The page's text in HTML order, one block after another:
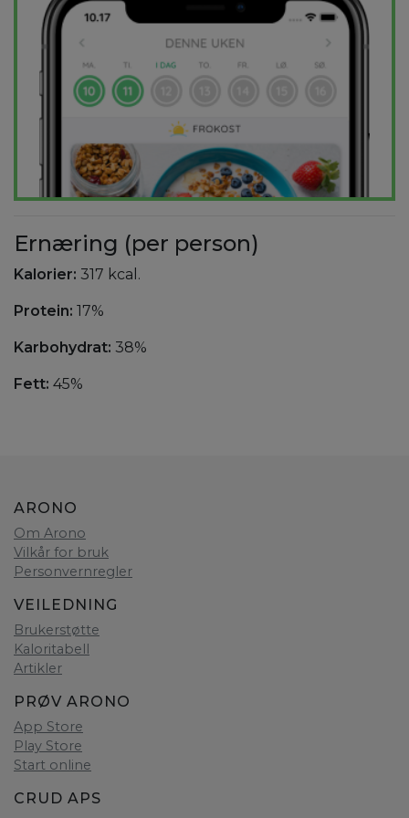
Ernæring (per person)
Kalorier: 317 kcal.
Protein: 17%
Karbohydrat: 38%
Fett: 45%
ARONO
Om Arono
Vilkår for bruk
Personvernregler
VEILEDNING
Brukerstøtte
Kaloritabell
Artikler
PRØV ARONO
App Store
Play Store
Start online
CRUD APS